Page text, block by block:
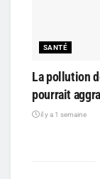
SANTÉ
La pollution
pourrait
il y a 1 semaine